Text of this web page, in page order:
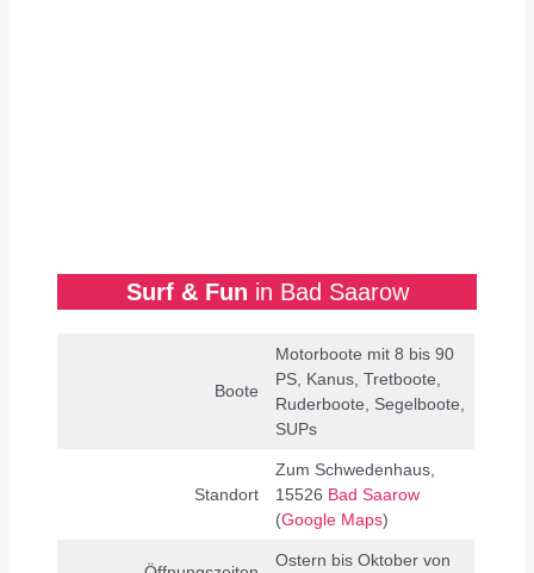
Surf & Fun in Bad Saarow
Boote
Motorboote mit 8 bis 90
PS, Kanus, Tretboote,
Ruderboote, Segelboote,
SUPs
Standort
Zum Schwedenhaus,
15526 Bad Saarow
(Google Maps)
Ostern bis Oktober von